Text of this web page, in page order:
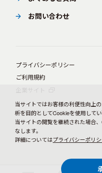
お問い合わせ
プライバシーポリシー
ご利用規約
© BørneLund Corporation. All
当サイトではお客様の利便性向上
析を目的としてCookieを使用してい
当サイトの閲覧を継続された場合
なします。
詳細についてはプライバシーポリ